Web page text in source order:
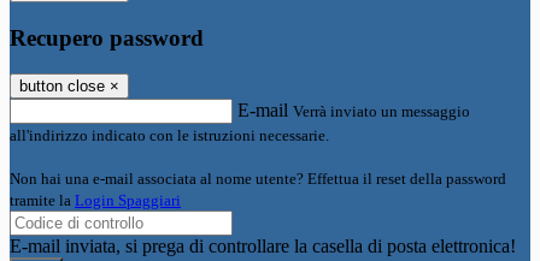
Recupero password
button close ×
E-mail Verrà inviato un messaggio
all'indirizzo indicato con le istruzioni necessarie.
Non hai una e-mail associata al nome utente? Effettua il reset della password
tramite la Login Spaggiari
E-mail inviata, si prega di controllare la casella di posta elettronica!